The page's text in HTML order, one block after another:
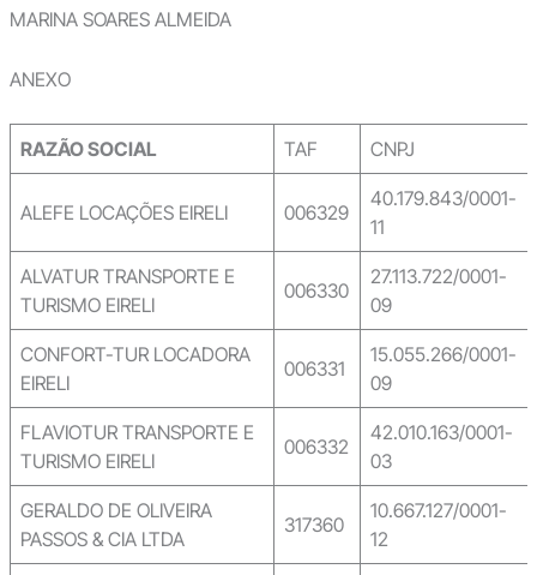
MARINA SOARES ALMEIDA
ANEXO
RAZÃO SOCIAL TAF CNPJ
ALEFE LOCAÇÕES EIRELI 006329
40.179.843/0001-
11
ALVATUR TRANSPORTE E
TURISMO EIRELI
006330
27.113.722/0001-
09
CONFORT-TUR LOCADORA
EIRELI
006331
15.055.266/0001-
09
FLAVIOTUR TRANSPORTE E
TURISMO EIRELI
006332
42.010.163/0001-
03
GERALDO DE OLIVEIRA
PASSOS & CIA LTDA
317360
10.667.127/0001-
12